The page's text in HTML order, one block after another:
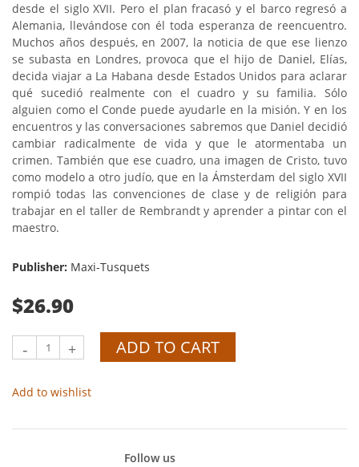
desde el siglo XVII. Pero el plan fracasó y el barco regresó a
Alemania, llevándose con él toda esperanza de reencuentro.
Muchos años después, en 2007, la noticia de que ese lienzo
se subasta en Londres, provoca que el hijo de Daniel, Elías,
decida viajar a La Habana desde Estados Unidos para aclarar
qué sucedió realmente con el cuadro y su familia. Sólo
alguien como el Conde puede ayudarle en la misión. Y en los
encuentros y las conversaciones sabremos que Daniel decidió
cambiar radicalmente de vida y que le atormentaba un
crimen. También que ese cuadro, una imagen de Cristo, tuvo
como modelo a otro judío, que en la Ámsterdam del siglo XVII
rompió todas las convenciones de clase y de religión para
trabajar en el taller de Rembrandt y aprender a pintar con el
maestro.
Publisher: Maxi-Tusquets
$26.90
- + ADD TO CART
Add to wishlist
Follow us